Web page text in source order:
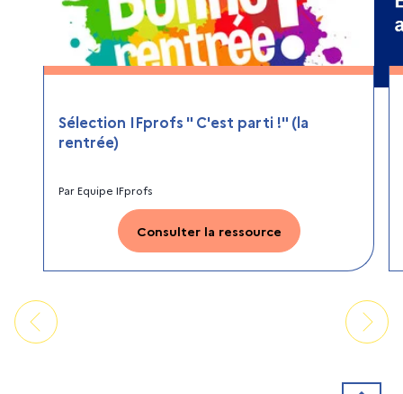
Sélection IFprofs " C'est parti !" (la
rentrée)
ParEquipe IFprofs
Consulter la ressource